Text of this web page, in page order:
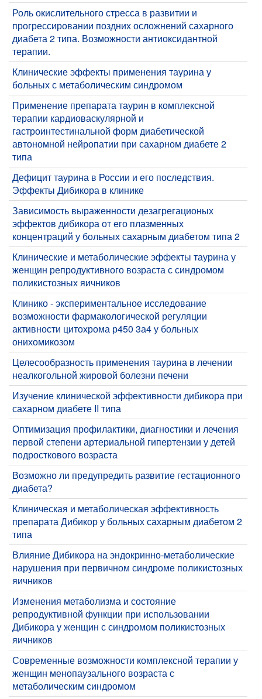
Роль окислительного стресса в развитии и
прогрессировании поздних осложнений сахарного
диабета 2 типа. Возможности антиоксидантной
терапии.
Клинические эффекты применения таурина у
больных с метаболическим синдромом
Применение препарата таурин в комплексной
терапии кардиоваскулярной и
гастроинтестинальной форм диабетической
автономной нейропатии при сахарном диабете 2
типа
Дефицит таурина в России и его последствия.
Эффекты Дибикора в клинике
Зависимость выраженности дезагрегационых
эффектов дибикора от его плазменных
концентраций у больных сахарным диабетом типа 2
Клинические и метаболические эффекты таурина у
женщин репродуктивного возраста с синдромом
поликистозных яичников
Клинико - экспериментальное исследование
возможности фармакологической регуляции
активности цитохрома р450 3а4 у больных
онихомикозом
Целесообразность применения таурина в лечении
неалкогольной жировой болезни печени
Изучение клинической эффективности дибикора при
сахарном диабете II типа
Оптимизация профилактики, диагностики и лечения
первой степени артериальной гипертензии у детей
подросткового возраста
Возможно ли предупредить развитие гестационного
диабета?
Клиническая и метаболическая эффективность
препарата Дибикор у больных сахарным диабетом 2
типа
Влияние Дибикора на эндокринно-метаболические
нарушения при первичном синдроме поликистозных
яичников
Изменения метаболизма и состояние
репродуктивной функции при использовании
Дибикора у женщин с синдромом поликистозных
яичников
Современные возможности комплексной терапии у
женщин менопаузального возраста с
метаболическим синдромом